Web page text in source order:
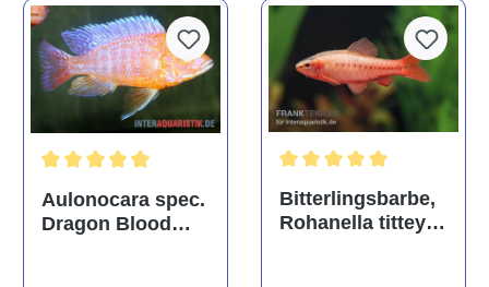
Durchschnittliche Bewertung von 5 von 5 Sternen
Aulonocara spec.
Dragon Blood
Bitterlingsbarbe,
Rohanella titteya,